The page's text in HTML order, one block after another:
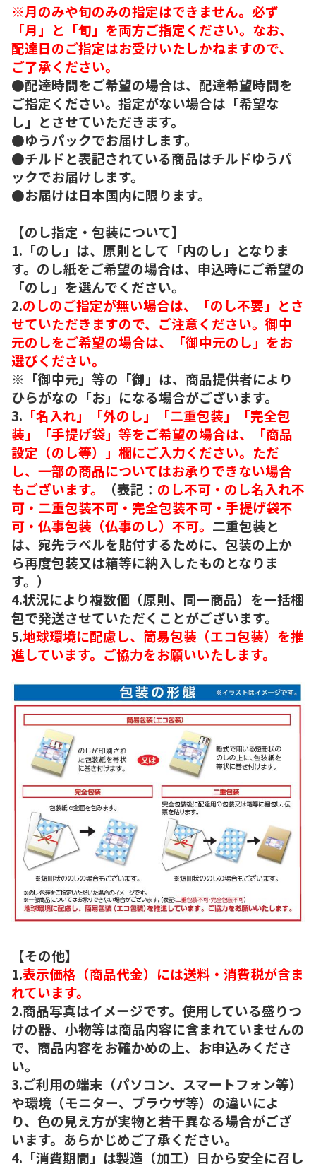
※月のみや旬のみの指定はできません。必ず
「月」と「旬」を両方ご指定ください。なお、
配達日のご指定はお受けいたしかねますので、
ご了承ください。
●配達時間をご希望の場合は、配達希望時間を
ご指定ください。指定がない場合は「希望な
し」とさせていただきます。
●ゆうパックでお届けします。
●チルドと表記されている商品はチルドゆうパ
ックでお届けします。
●お届けは日本国内に限ります。
【のし指定・包装について】
1.「のし」は、原則として「内のし」となりま
す。のし紙をご希望の場合は、申込時にご希望の
「のし」を選んでください。
2.のしのご指定が無い場合は、「のし不要」とさ
せていただきますので、ご注意ください。御中
元のしをご希望の場合は、「御中元のし」をお
選びください。
※「御中元」等の「御」は、商品提供者により
ひらがなの「お」になる場合がございます。
3. 「名入れ」「外のし」「二重包装」「完全包
装」「手提げ袋」等をご希望の場合は、「商品
設定（のし等）」欄にご入力ください。ただ
し、一部の商品についてはお承りできない場合
もございます。
（表記： のし不可・のし名入れ不
可・二重包装不可・完全包装不可・手提げ袋不
可・仏事包装（仏事のし）不可。 二重包装と
は、宛先ラベルを貼付するために、包装の上か
ら再度包装又は箱等に納入したものとなりま
す。）
4.状況により複数個（原則、同一商品）を一括梱
包で発送させていただくことがございます。
5.地球環境に配慮し、簡易包装（エコ包装）を推
進しています。ご協力をお願いいたします。
【その他】
1.表示価格（商品代金）には送料・消費税が含ま
れています。
2.商品写真はイメージです。使用している盛りつ
けの器、小物等は商品内容に含まれていませんの
で、商品内容をお確かめの上、お申込みくださ
い。
3.ご利用の端末（パソコン、スマートフォン等）
や環境（モニター、ブラウザ等）の違いによ
り、色の見え方が実物と若干異なる場合がござ
います。あらかじめご了承ください。
4.「消費期間」は製造（加工）日から安全に召し